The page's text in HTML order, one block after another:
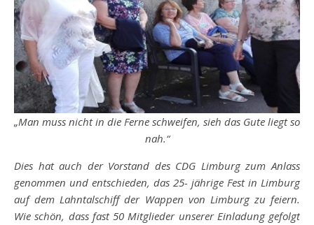
„Man muss nicht in die Ferne schweifen, sieh das Gute liegt so
nah.“
Dies hat auch der Vorstand des CDG Limburg zum Anlass
genommen und entschieden, das 25- jährige Fest in Limburg
auf dem Lahntalschiff der Wappen von Limburg zu feiern.
Wie schön, dass fast 50 Mitglieder unserer Einladung gefolgt